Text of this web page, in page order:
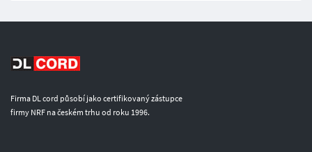
Firma DL cord působí jako certifikovaný zástupce
firmy NRF na českém trhu od roku 1996.